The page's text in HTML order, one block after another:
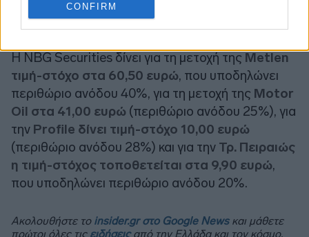
CONFIRM
Η NBG Securities δίνει για τη μετοχή της Metlen
τιμή-στόχο στα 60,50 ευρώ, που υποδηλώνει
περιθώριο ανόδου 40%, για τη μετοχή της Motor
Oil στα 41,00 ευρώ (περιθώριο ανόδου 25%), για
την Profile δίνει τιμή-στόχο 10,00 ευρώ
(περιθώριο ανόδου 28%) και για την Τρ. Πειραιώς
η τιμή-στόχος τοποθετείται στα 9,90 ευρώ,
που υποδηλώνει περιθώριο ανόδου 20%.
Ακολουθήστε το insider.gr στο Google Newsκαι μάθετε
πρώτοι όλες τις ειδήσειςαπό την Ελλάδα και τον κόσμο.